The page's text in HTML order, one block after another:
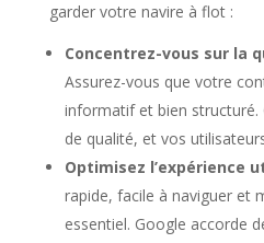
garder votre navire à flot :
Concentrez-vous sur la
Assurez-vous que votre
informatif et bien structuré.
de qualité, et vos
Optimisez l’expérience
rapide, facile à naviguer et
essentiel. Google accorde